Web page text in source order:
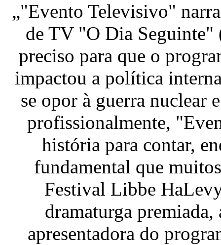
„"Evento Televisivo"
de TV "O Dia
preciso para que o
impactou a política
se opor à guerra nuclear
profissionalmente,
história para contar,
fundamental que
Festival Libbe
dramaturga
apresentadora do